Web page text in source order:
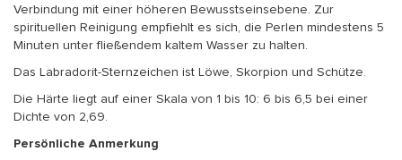
Verbindung mit einer höheren Bewusstseinsebene. Zur
spirituellen Reinigung empfiehlt es sich, die Perlen mindestens 5
Minuten unter fließendem kaltem Wasser zu halten.
Das Labradorit-Sternzeichen ist Löwe, Skorpion und Schütze.
Die Härte liegt auf einer Skala von 1 bis 10: 6 bis 6,5 bei einer
Dichte von 2,69.
Persönliche Anmerkung